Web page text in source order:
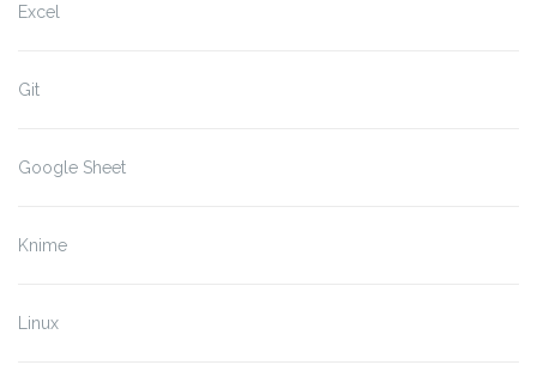
Excel
Git
Google Sheet
Knime
Linux